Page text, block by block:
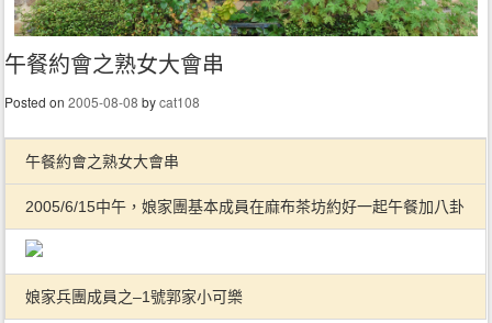
午餐約會之熟女大會串
Posted on2005-08-08 bycat108
午餐約會之熟女大會串
2005/6/15中午，娘家團基本成員在麻布茶坊約好一起午餐加八卦
娘家兵團成員之–1號郭家小可樂